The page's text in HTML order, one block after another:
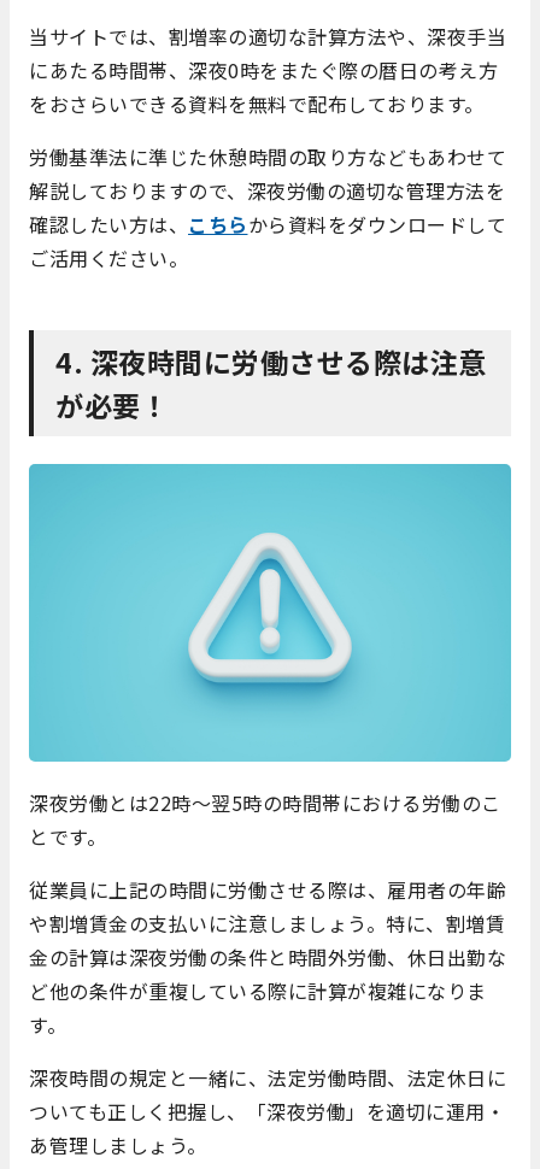
当サイトでは、割増率の適切な計算方法や、深夜手当
にあたる時間帯、深夜0時をまたぐ際の暦日の考え方
をおさらいできる資料を無料で配布しております。
労働基準法に準じた休憩時間の取り方などもあわせて
解説しておりますので、深夜労働の適切な管理方法を
確認したい方は、 こちらから資料をダウンロードして
ご活用ください。
4. 深夜時間に労働させる際は注意
が必要！
深夜労働とは22時〜翌5時の時間帯における労働のこ
とです。
従業員に上記の時間に労働させる際は、雇用者の年齢
や割増賃金の支払いに注意しましょう。特に、割増賃
金の計算は深夜労働の条件と時間外労働、休日出勤な
ど他の条件が重複している際に計算が複雑になりま
す。
深夜時間の規定と一緒に、法定労働時間、法定休日に
ついても正しく把握し、「深夜労働」を適切に運用・
あ管理しましょう。